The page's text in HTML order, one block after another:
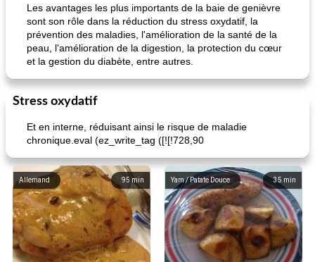
Les avantages les plus importants de la baie de genièvre
sont son rôle dans la réduction du stress oxydatif, la
prévention des maladies, l'amélioration de la santé de la
peau, l'amélioration de la digestion, la protection du cœur
et la gestion du diabète, entre autres.
Stress oxydatif
Et en interne, réduisant ainsi le risque de maladie
chronique.eval (ez_write_tag ([![!728,90
95 min
Allemand 35 min
Yam / Patate Douce